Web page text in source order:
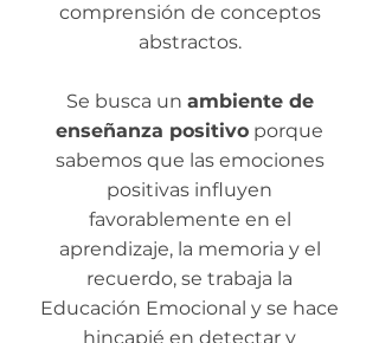
comprensión de conceptos
abstractos.
Se busca un ambiente de
enseñanza positivo porque
sabemos que las emociones
positivas influyen
favorablemente en el
aprendizaje, la memoria y el
recuerdo, se trabaja la
Educación Emocional y se hace
hincapié en detectar y